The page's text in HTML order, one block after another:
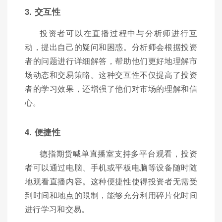
3. 交互性
投资者可以在直播过程中与分析师进行互
动，提出自己的疑问和困惑。分析师会根据投资
者的问题进行详细解答，帮助他们更好地理解市
场动态和交易策略。这种交互性不仅提高了投资
者的学习效果，还增强了他们对市场的理解和信
心。
4. 便捷性
德指期货喊单直播室支持多平台观看，投资
者可以通过电脑、手机或平板电脑等设备随时随
地观看直播内容。这种便捷性使得投资者无需受
到时间和地点的限制，能够充分利用碎片化时间
进行学习和交易。